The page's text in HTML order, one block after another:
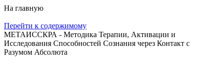
На главную
Перейти к содержимому
МЕТАИССКРА - Методика Терапии, Активации и
Исследования Способностей Сознания через Контакт с
Разумом Абсолюта